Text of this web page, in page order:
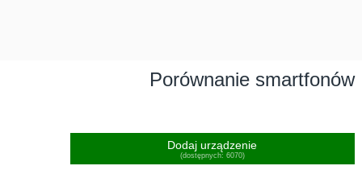
Porównanie smartfonów
Dodaj urządzenie
(dostępnych: 6070)